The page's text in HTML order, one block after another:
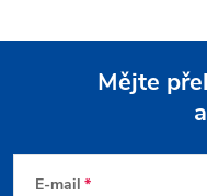
Mějte
E-mail